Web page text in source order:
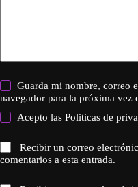
Guarda mi nombre, correo
navegador para la próxima vez
Acepto lasPoliticas de
Recibir un correo
comentarios a esta entrada.